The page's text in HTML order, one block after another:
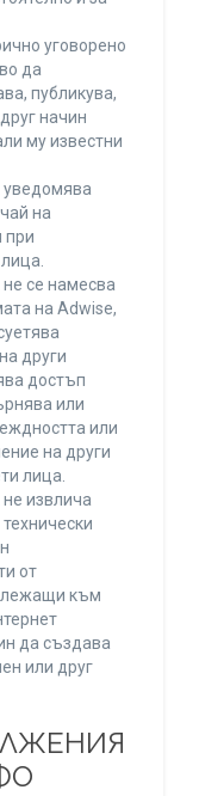
уговорено
да
публикува,
начин
му известни
на
при
се намесва
на Adwise,
други
достъп
или
или
на други
лица.
извлича
от
към
да създава
или друг